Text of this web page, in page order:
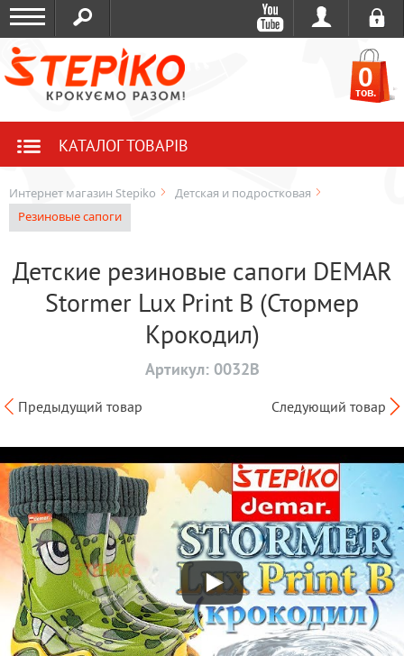
0
тов.
КАТАЛОГ ТОВАРІВ
Интернет магазин Stepiko
Детская и подростковая
Резиновые сапоги
Детские резиновые сапоги DEMAR
Stormer Lux Print B (Стормер
Крокодил)
Артикул: 0032B
Предыдущий товар Следующий товар